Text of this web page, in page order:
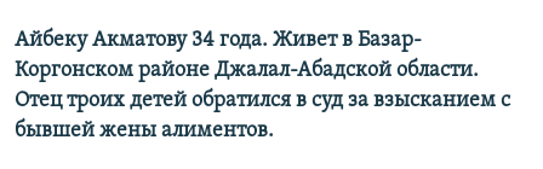
Айбеку Акматову 34 года. Живет в Базар-
Коргонском районе Джалал-Абадской области.
Отец троих детей обратился в суд за взысканием с
бывшей жены алиментов.